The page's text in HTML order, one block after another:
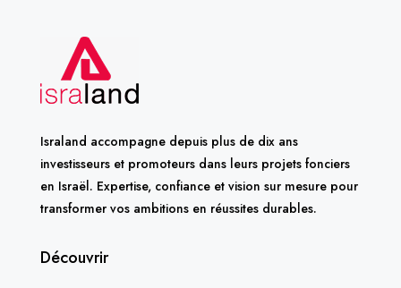
Israland accompagne depuis plus de dix ans
investisseurs et promoteurs dans leurs projets fonciers
en Israël. Expertise, confiance et vision sur mesure pour
transformer vos ambitions en réussites durables.
Découvrir